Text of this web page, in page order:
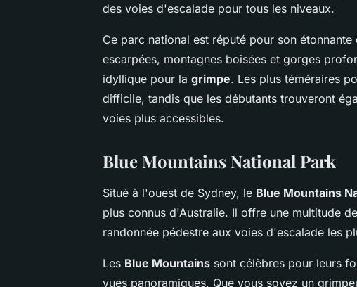
des voies d'escalade pour tous les niveaux.
Ce parc national est réputé pour son
escarpées, montagnes boisées et gorges
idyllique pour la grimpe. Les plus téméraires
difficile, tandis que les débutants trouveront
voies plus accessibles.
Blue Mountains National Park
Situé à l'ouest de Sydney, le Blue Mountains
plus connus d'Australie. Il offre une multitude
randonnée pédestre aux voies d'escalade les
Les Blue Mountains sont célèbres pour leurs
vues panoramiques. Que vous soyez un